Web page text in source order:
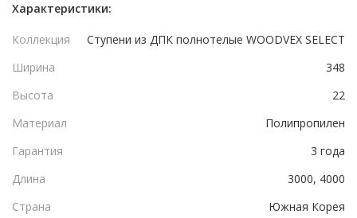
Характеристики:
Коллекция
Ступени из ДПК полнотелые WOODVEX SELECT
Ширина
348
Высота
22
Материал
Полипропилен
Гарантия
3 года
Длина
3000, 4000
Страна
Южная Корея